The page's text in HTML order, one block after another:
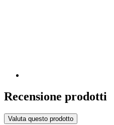
Recensione prodotti
Valuta questo prodotto